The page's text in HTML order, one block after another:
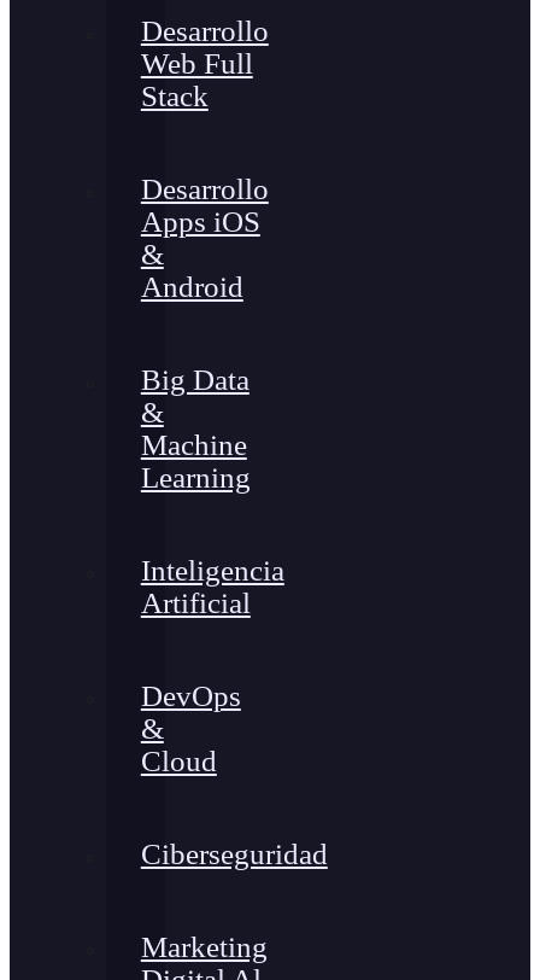
Desarrollo
Web Full
Stack
Desarrollo
Apps iOS
&
Android
Big Data
&
Machine
Learning
Inteligencia
Artificial
DevOps
&
Cloud
Ciberseguridad
Marketing